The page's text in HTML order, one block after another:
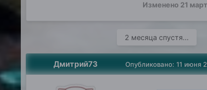
Изменено 21
2 месяца спустя...
Дмитрий73 Опубликовано: 11 июня